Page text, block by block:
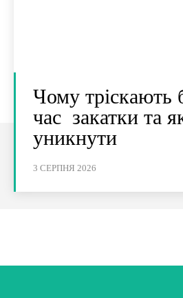
Чому тріскають
час закатки та
уникнути
3 СЕРПНЯ 2026